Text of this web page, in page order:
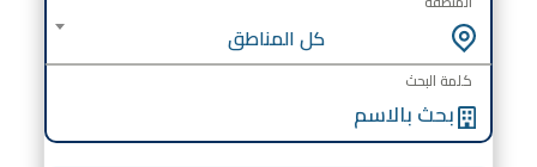
كل المناطق
كلمة البحث